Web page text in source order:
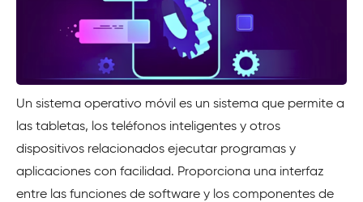
Un sistema operativo móvil es un sistema que permite a
las tabletas, los teléfonos inteligentes y otros
dispositivos relacionados ejecutar programas y
aplicaciones con facilidad. Proporciona una interfaz
entre las funciones de software y los componentes de